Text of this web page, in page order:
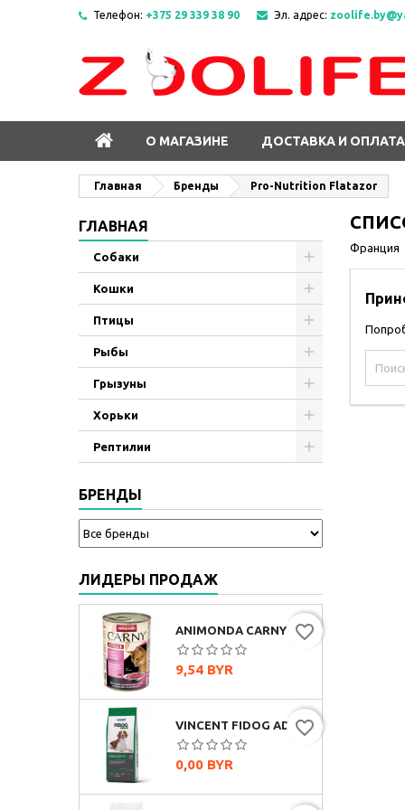
Телефон: +375 29 339 38 90 Эл. адрес:
О МАГАЗИНЕ ДОСТАВКА И ОПЛАТА
Главная Бренды Pro-Nutrition Flatazor
ГЛАВНАЯ
Собаки
Кошки
Птицы
Рыбы
Грызуны
Хорьки
Рептилии
БРЕНДЫ
ЛИДЕРЫ ПРОДАЖ
ANIMONDA CARNY ADULT МУЛЬТИМЯСНОЙ КОКТЕЙЛЬ, 400Г
Цена
9,54 BYR
favorite_border
VINCENT FIDOG ADULT (ГОВЯДИНА)
Цена
0,00 BYR
favorite_border
Франция